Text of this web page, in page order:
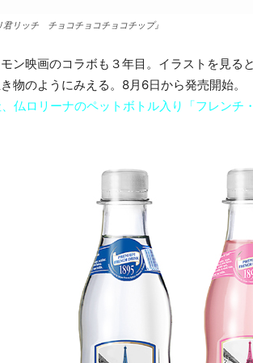
君リッチ チョコチョコチョコチップ』
ン映画のコラボも３年目。イラストを見る
物のようにみえる。8月6日から発売開始。
仏ロリーナのペットボトル入り「フレンチ